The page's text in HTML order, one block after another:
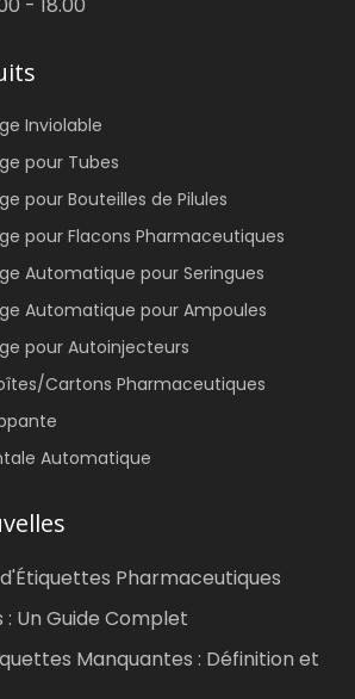
- 18.00
Inviolable
pour Tubes
pour Bouteilles de Pilules
pour Flacons Pharmaceutiques
Automatique pour Seringues
Automatique pour Ampoules
pour Autoinjecteurs
Cartons Pharmaceutiques
Automatique
Pharmaceutiques
: Un Guide Complet
Manquantes : Définition et